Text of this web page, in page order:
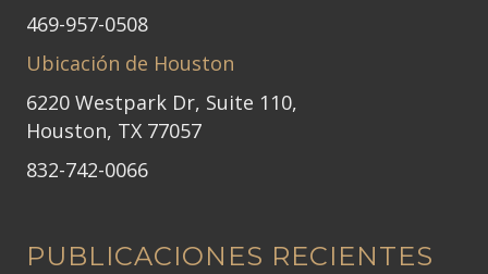
469-957-0508
Ubicación de Houston
6220 Westpark Dr, Suite 110,
Houston, TX 77057
832-742-0066
PUBLICACIONES RECIENTES